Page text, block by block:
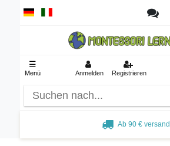
☰
Menü Anmelden Registrieren
Ab 90 €